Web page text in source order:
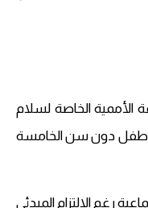
الخاصة لسلام
فإن أكثر من 60 ألف طفل دون سن الخامسة
رغم الالتزام المبدئي